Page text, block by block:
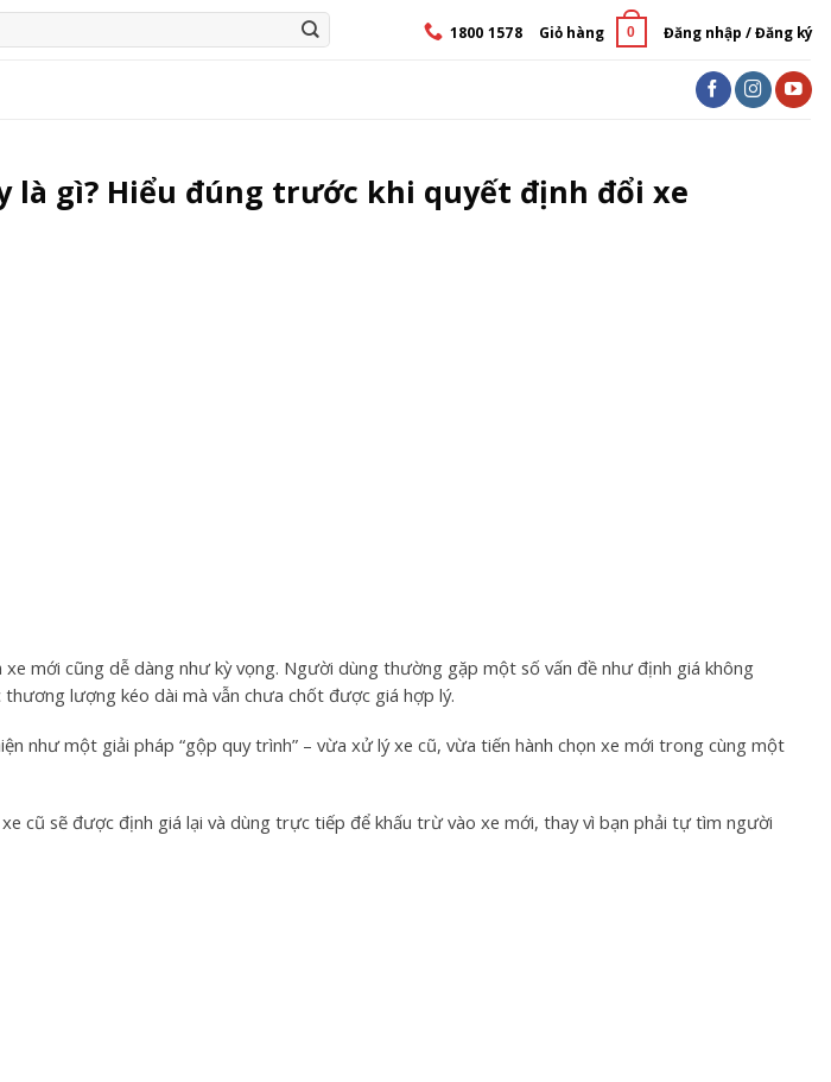
1800 1578 Giỏ hàng 0 Đăng nhập / Đăng ký
là gì? Hiểu đúng trước khi quyết định đổi xe
xe mới cũng dễ dàng như kỳ vọng. Người dùng thường gặp một số vấn đề như định giá không
lượng kéo dài mà vẫn chưa chốt được giá hợp lý.
như một giải pháp “gộp quy trình” – vừa xử lý xe cũ, vừa tiến hành chọn xe mới trong cùng một
cũ sẽ được định giá lại và dùng trực tiếp để khấu trừ vào xe mới, thay vì bạn phải tự tìm người